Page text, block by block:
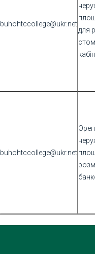
buhohtccollege@ukr.net
для
buhohtccollege@ukr.net